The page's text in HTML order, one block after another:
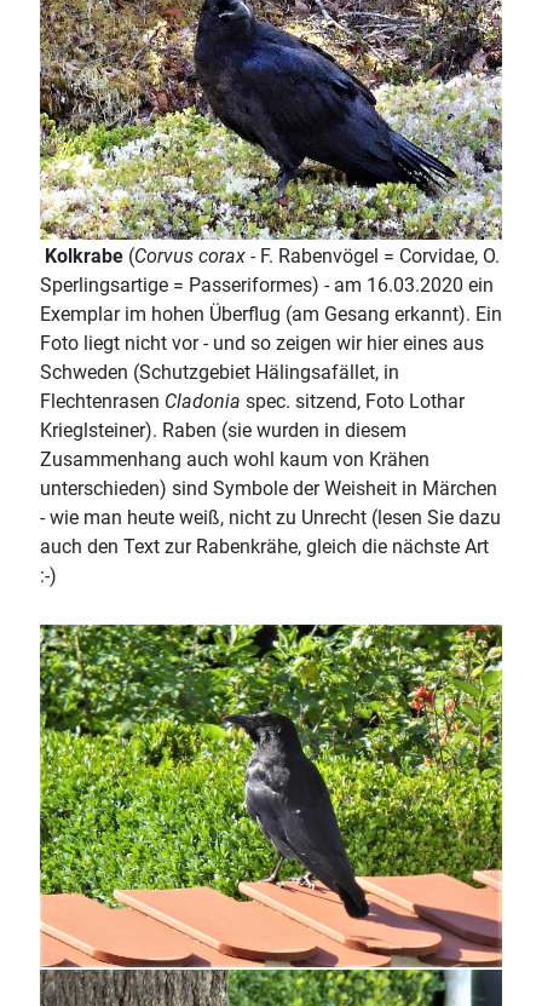
Kolkrabe (Corvus corax - F. Rabenvögel = Corvidae, O.
Sperlingsartige = Passeriformes) - am 16.03.2020 ein
Exemplar im hohen Überflug (am Gesang erkannt). Ein
Foto liegt nicht vor - und so zeigen wir hier eines aus
Schweden (Schutzgebiet Hälingsafället, in
Flechtenrasen Cladonia spec. sitzend, Foto Lothar
Krieglsteiner). Raben (sie wurden in diesem
Zusammenhang auch wohl kaum von Krähen
unterschieden) sind Symbole der Weisheit in Märchen
- wie man heute weiß, nicht zu Unrecht (lesen Sie dazu
auch den Text zur Rabenkrähe, gleich die nächste Art
:-)